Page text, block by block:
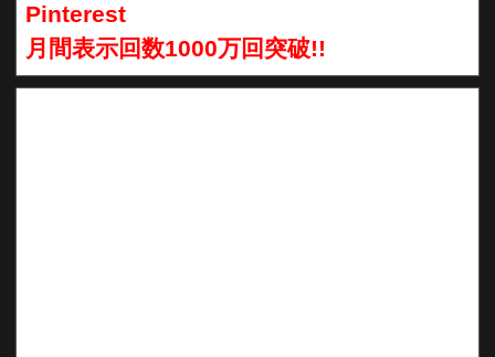
Pinterest
月間表示回数1000万回突破!!